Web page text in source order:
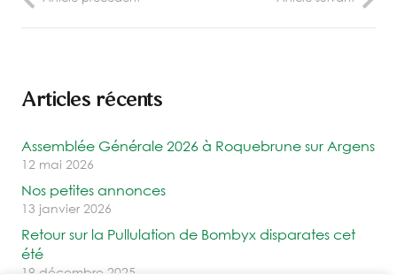
Articles récents
Assemblée Générale 2026 à Roquebrune sur Argens
12 mai 2026
Nos petites annonces
13 janvier 2026
Retour sur la Pullulation de Bombyx disparates cet
été